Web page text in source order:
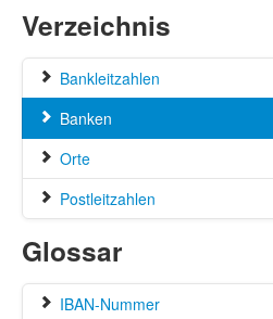
Verzeichnis
Bankleitzahlen
Banken
Orte
Postleitzahlen
Glossar
IBAN-Nummer